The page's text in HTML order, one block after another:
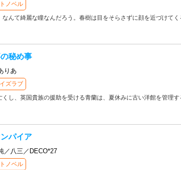
ノベル
なんて綺麗な瞳なんだろう。春樹は目をそらさずに顔を近づけて
秘め事
りあ
ズラブ
くし、英国貴族の援助を受ける青蘭は、夏休みに古い洋館を管理
パイア
／八三／DECO*27
ノベル